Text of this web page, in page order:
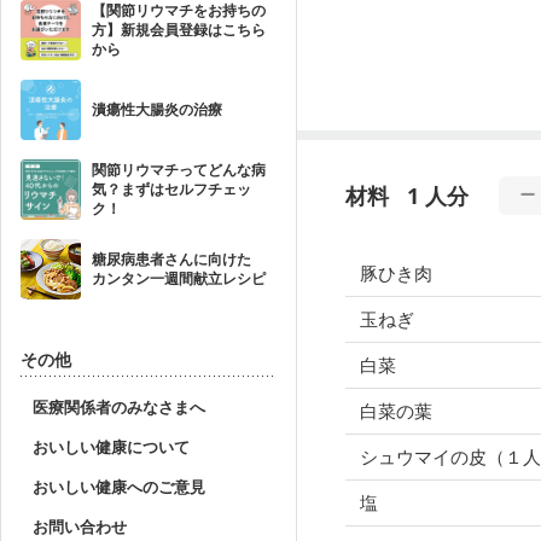
【関節リウマチをお持ちの
方】新規会員登録はこちら
から
潰瘍性大腸炎の治療
関節リウマチってどんな病
気？まずはセルフチェッ
ク！
糖尿病患者さんに向けた
カンタン一週間献立レシピ
その他
医療関係者のみなさまへ
おいしい健康について
おいしい健康へのご意見
お問い合わせ
材料 1 人分
豚ひき肉
玉ねぎ
白菜
白菜の葉
シュウマイの皮（１人
塩